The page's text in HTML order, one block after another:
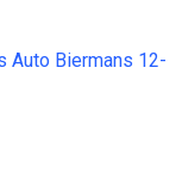
Auto Biermans 12-